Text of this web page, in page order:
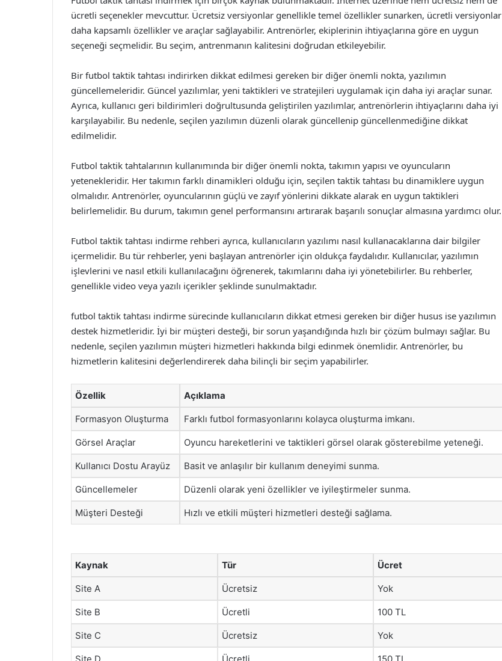
ücretli seçenekler mevcuttur. Ücretsiz versiyonlar genellikle temel özellikler sunarken, ücretli versiyonlar
daha kapsamlı özellikler ve araçlar sağlayabilir. Antrenörler, ekiplerinin ihtiyaçlarına göre en uygun
seçeneği seçmelidir. Bu seçim, antrenmanın kalitesini doğrudan etkileyebilir.
Bir futbol taktik tahtası indirirken dikkat edilmesi gereken bir diğer önemli nokta, yazılımın
güncellemeleridir. Güncel yazılımlar, yeni taktikleri ve stratejileri uygulamak için daha iyi araçlar sunar.
Ayrıca, kullanıcı geri bildirimleri doğrultusunda geliştirilen yazılımlar, antrenörlerin ihtiyaçlarını daha iyi
karşılayabilir. Bu nedenle, seçilen yazılımın düzenli olarak güncellenip güncellenmediğine dikkat
edilmelidir.
Futbol taktik tahtalarının kullanımında bir diğer önemli nokta, takımın yapısı ve oyuncuların
yetenekleridir. Her takımın farklı dinamikleri olduğu için, seçilen taktik tahtası bu dinamiklere uygun
olmalıdır. Antrenörler, oyuncularının güçlü ve zayıf yönlerini dikkate alarak en uygun taktikleri
belirlemelidir. Bu durum, takımın genel performansını artırarak başarılı sonuçlar almasına yardımcı olur.
Futbol taktik tahtası indirme rehberi ayrıca, kullanıcıların yazılımı nasıl kullanacaklarına dair bilgiler
içermelidir. Bu tür rehberler, yeni başlayan antrenörler için oldukça faydalıdır. Kullanıcılar, yazılımın
işlevlerini ve nasıl etkili kullanılacağını öğrenerek, takımlarını daha iyi yönetebilirler. Bu rehberler,
genellikle video veya yazılı içerikler şeklinde sunulmaktadır.
futbol taktik tahtası indirme sürecinde kullanıcıların dikkat etmesi gereken bir diğer husus ise yazılımın
destek hizmetleridir. İyi bir müşteri desteği, bir sorun yaşandığında hızlı bir çözüm bulmayı sağlar. Bu
nedenle, seçilen yazılımın müşteri hizmetleri hakkında bilgi edinmek önemlidir. Antrenörler, bu
hizmetlerin kalitesini değerlendirerek daha bilinçli bir seçim yapabilirler.
Özellik Açıklama
Formasyon Oluşturma Farklı futbol formasyonlarını kolayca oluşturma imkanı.
Görsel Araçlar Oyuncu hareketlerini ve taktikleri görsel olarak gösterebilme yeteneği.
Kullanıcı Dostu Arayüz Basit ve anlaşılır bir kullanım deneyimi sunma.
Güncellemeler Düzenli olarak yeni özellikler ve iyileştirmeler sunma.
Müşteri Desteği Hızlı ve etkili müşteri hizmetleri desteği sağlama.
Kaynak Tür Ücret
Site A Ücretsiz Yok
Site B Ücretli 100 TL
Site C Ücretsiz Yok
Site D Ücretli 150 TL